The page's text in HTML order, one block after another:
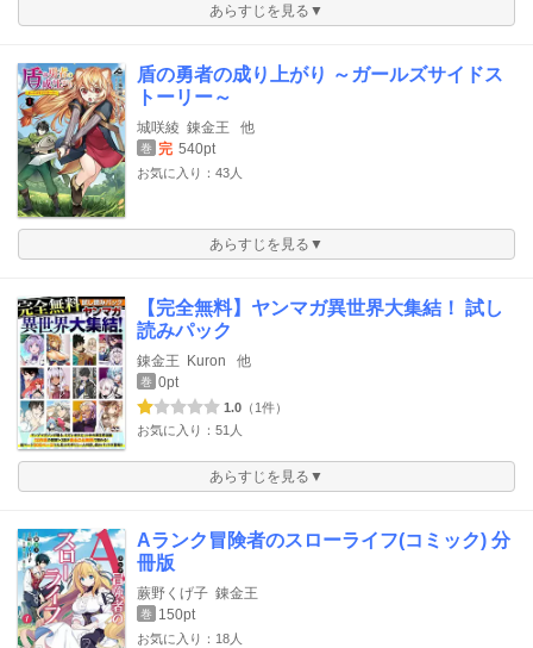
あらすじを見る▼
盾の勇者の成り上がり ～ガールズサイドス
トーリー～
城咲綾 錬金王 他
巻 完 540pt
お気に入り：43人
あらすじを見る▼
【完全無料】ヤンマガ異世界大集結！ 試し
読みパック
錬金王 Kuron 他
巻 0pt
1.0 （1件）
お気に入り：51人
あらすじを見る▼
Aランク冒険者のスローライフ(コミック) 分
冊版
蕨野くげ子 錬金王
巻 150pt
お気に入り：18人